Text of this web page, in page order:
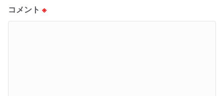
コメント ※